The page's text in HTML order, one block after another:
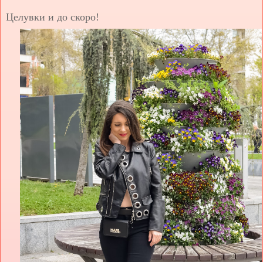
Целувки и до скоро!